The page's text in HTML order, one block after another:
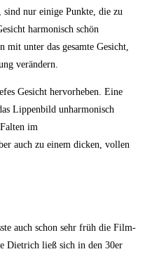
sind nur einige Punkte, die zu
harmonisch schön
mit unter das gesamte Gesicht,
verändern.
Gesicht hervorheben. Eine
Lippenbild unharmonisch
im
auch zu einem dicken, vollen
auch schon sehr früh die Film-
Dietrich ließ sich in den 30er